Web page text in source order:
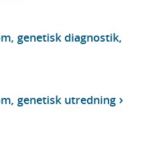
genetisk diagnostik,
genetisk utredning